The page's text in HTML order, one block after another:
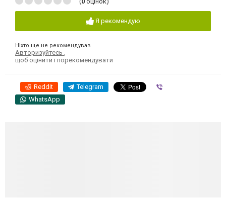
Я рекомендую
Ніхто ще не рекомендував
Авторизуйтесь ,
щоб оцінити і порекомендувати
Reddit Telegram
WhatsApp